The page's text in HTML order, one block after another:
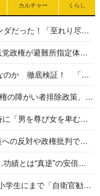
カルチャー くらし
高市首相の熊本地震避難所視察は北朝鮮並みのプロパガンダだった！「至れり尽くせり」の選ばれた避難所の一方で実態は…
〈#ミサイルよりクーラーを〉は正当な批判だ！ 歴代自民党政権が避難所指定体育館へのエアコン設置を遅らせてきた客観的事実
高市首相の「休んでない」「寝てない」アピールは本当なのか 徹底検証！ 「資料読み込み」「アイロンがけ」も矛盾だらけ…
相模原事件から10年──植松死刑囚の優生思想と、安倍政権の障がい者排除政策、右派勢力の差別主義との関係を改めて問う
“男系男子の皇位継承”は明治期の創作！ 旧皇室典範策定時に「男を尊び女を卑むの慣習、人民の脳髄」とトンデモ論で女性天皇を否定
山里亮太が『DayDay.』で国会前の高市批判デモを「政策への反対や政権批判でない」と捻じ曲げ解説 デモ参加者から批判殺到
安倍晋三元首相の命日で高市首相は功績を賞賛したが……功績とは“真逆”の安倍元首相のトンデモ発言を振り返る
自衛隊リクルートは貧困層狙い撃ちだけではなかった！ 小学生にまで「自衛官勧誘」目的のパンフレット作成